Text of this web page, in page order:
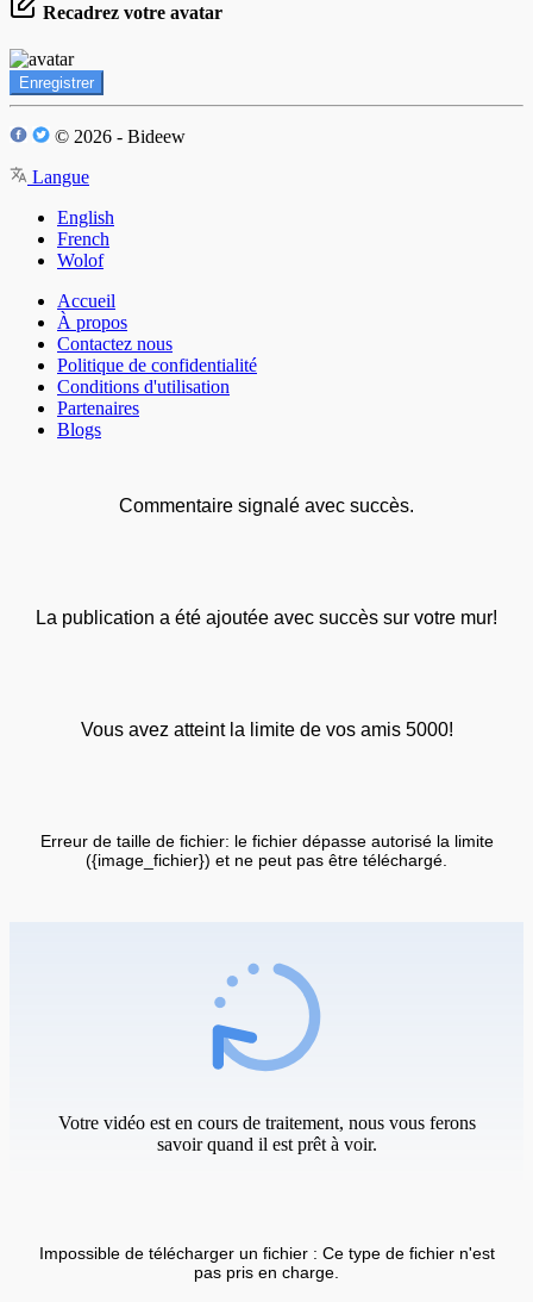
Recadrez votre avatar
Enregistrer
© 2026 - Bideew
Langue
English
French
Wolof
Accueil
À propos
Contactez nous
Politique de confidentialité
Conditions d'utilisation
Partenaires
Blogs
Commentaire signalé avec succès.
La publication a été ajoutée avec succès sur votre mur!
Vous avez atteint la limite de vos amis 5000!
Erreur de taille de fichier: le fichier dépasse autorisé la limite
({image_fichier}) et ne peut pas être téléchargé.
Votre vidéo est en cours de traitement, nous vous ferons
savoir quand il est prêt à voir.
Impossible de télécharger un fichier : Ce type de fichier n'est
pas pris en charge.